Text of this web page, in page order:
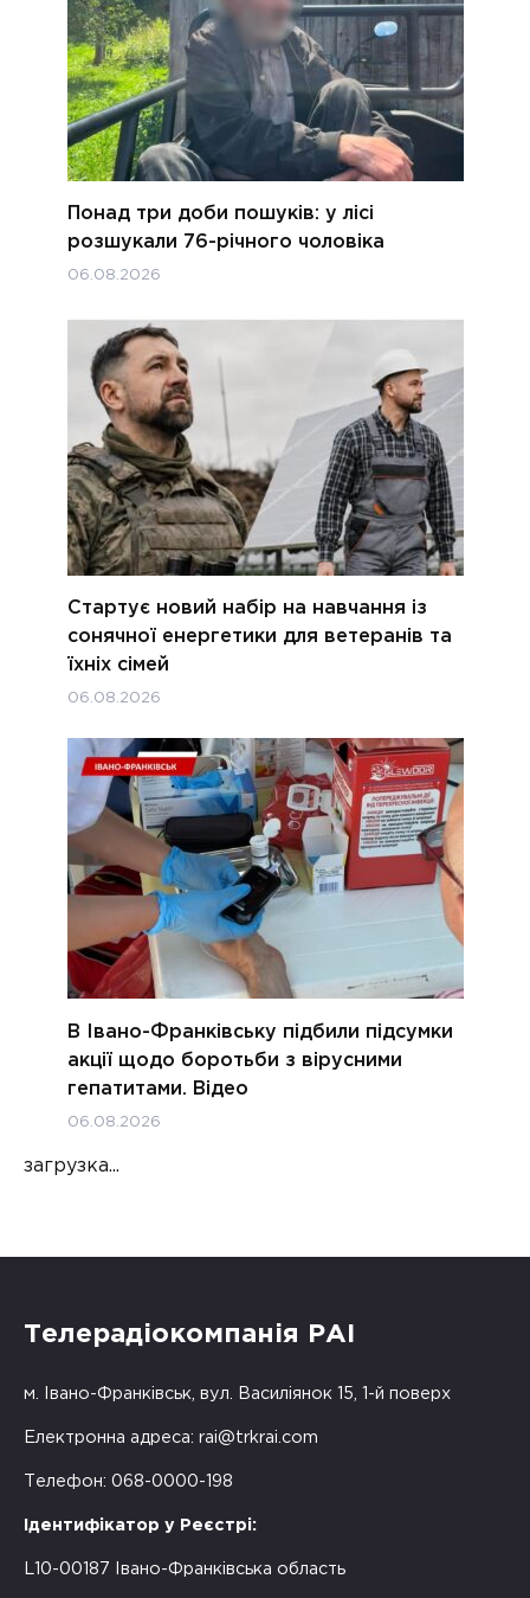
Понад три доби пошуків: у лісі
розшукали 76-річного чоловіка
06.08.2026
Стартує новий набір на навчання із
сонячної енергетики для ветеранів та
їхніх сімей
06.08.2026
В Івано-Франківську підбили підсумки
акції щодо боротьби з вірусними
гепатитами. Відео
06.08.2026
загрузка...
Телерадіокомпанія РАІ
м. Івано-Франківськ, вул. Василіянок 15, 1-й поверх
Електронна адреса: rai@trkrai.com
Телефон: 068-0000-198
Ідентифікатор у Реєстрі:
L10-00187 Івано-Франківська область